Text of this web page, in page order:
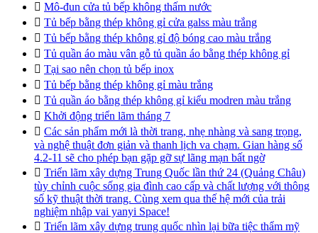
 Mô-đun cửa tủ bếp không thấm nước
 Tủ bếp bằng thép không gỉ cửa galss màu trắng
 Tủ bếp bằng thép không gỉ độ bóng cao màu trắng
 Tủ quần áo màu vân gỗ tủ quần áo bằng thép không gỉ
 Tại sao nên chọn tủ bếp inox
 Tủ bếp bằng thép không gỉ màu trắng
 Tủ quần áo bằng thép không gỉ kiểu modren màu trắng
 Khởi động triển lãm tháng 7
 Các sản phẩm mới là thời trang, nhẹ nhàng và sang trọng,
và nghệ thuật đơn giản và thanh lịch va chạm. Gian hàng số
4.2-11 sẽ cho phép bạn gặp gỡ sự lãng mạn bất ngờ
 Triển lãm xây dựng Trung Quốc lần thứ 24 (Quảng Châu)
tùy chỉnh cuộc sống gia đình cao cấp và chất lượng với thông
số kỹ thuật thời trang. Cùng xem qua thế hệ mới của trải
nghiệm nhập vai yanyi Space!
 Triển lãm xây dựng trung quốc nhìn lại bữa tiệc thẩm mỹ